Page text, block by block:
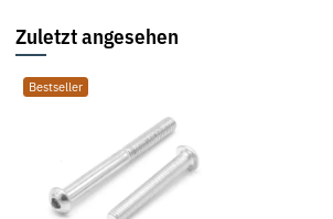
Zuletzt angesehen
Bestseller